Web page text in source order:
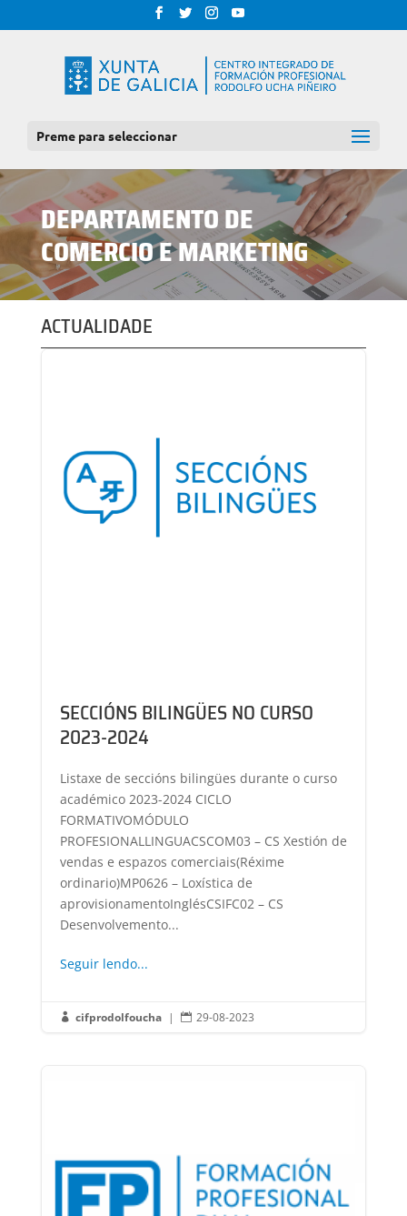
Preme para seleccionar
DEPARTAMENTO DE
COMERCIO E MARKETING
ACTUALIDADE
SECCIÓNS BILINGÜES NO CURSO
2023-2024
Listaxe de seccións bilingües durante o curso
académico 2023-2024 CICLO
FORMATIVOMÓDULO
PROFESIONALLINGUACSCOM03 – CS Xestión de
vendas e espazos comerciais(Réxime
ordinario)MP0626 – Loxística de
aprovisionamentoInglésCSIFC02 – CS
Desenvolvemento...
Seguir lendo...
 cifprodolfoucha |  29-08-2023